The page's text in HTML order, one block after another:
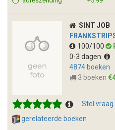
SINT JOB
100/100
0-3 dagen
4874 boeken
3 boeken
Stel vraag
gerelateerde boeken